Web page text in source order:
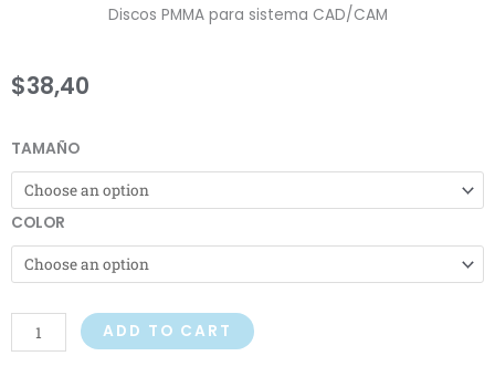
Discos PMMA para sistema CAD/CAM
$38,40
TAMAÑO
COLOR
PMMA
-
UPCERA
-
ML
quantity
ADD TO CART